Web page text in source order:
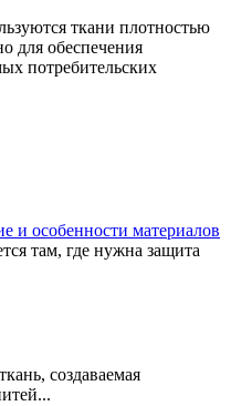
ткани плотностью
для обеспечения
потребительских
и особенности материалов
там, где нужна защита
создаваемая